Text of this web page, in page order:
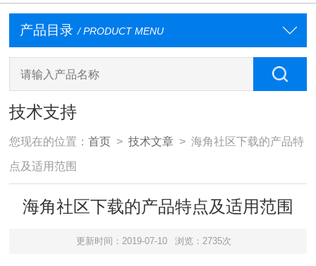
产品目录 / PRODUCT MENU
技术支持
您现在的位置：首页 >技术文章 > 海角社区下载的产品特
点及适用范围
海角社区下载的产品特点及适用范围
更新时间：2019-07-10 浏览：2735次